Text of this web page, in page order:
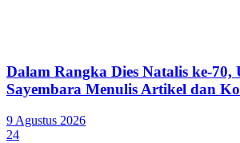
Dalam Rangka Dies Natalis ke-70,
Sayembara Menulis Artikel dan
9 Agustus 2026
24